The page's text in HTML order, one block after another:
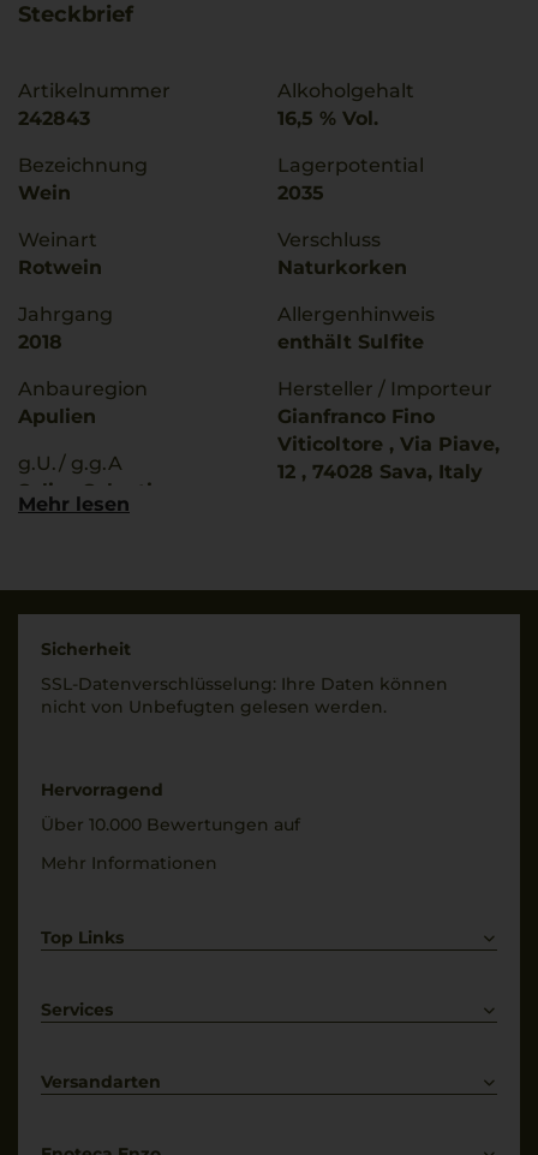
Steckbrief
Artikelnummer
242843
Bezeichnung
Wein
Weinart
Rotwein
Jahrgang
2018
Anbauregion
Apulien
g.U./ g.g.A
Salice Salentino
Tipica
Rebsorten
Trinktemperatur
Alkoholgehalt
16,5 % Vol.
Lagerpotential
2035
Verschluss
Naturkorken
Allergenhinweis
enthält Sulfite
Hersteller / Importeur
Gianfranco Fino
Viticoltore , Via Piave,
12 , 74028 Sava, Italy
Füllmenge
0,75 L
trocken
Mehr lesen
Sicherheit
SSL-Daten­verschlüs­selung: Ihre Daten können
nicht von Unbe­fugten gelesen werden.
Hervorragend
Über 10.000 Bewertungen auf
Mehr Informationen
Top Links
Weißwein
Services
Kontakt
Versandarten